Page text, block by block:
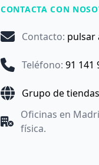
CONTACTA CON
Contacto: pulsar
Teléfono: 91 141
Grupo de
Oficinas en
física.